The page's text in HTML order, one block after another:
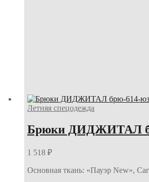
Летняя спецодежда
Брюки ДИДЖИТАЛ
1 518 ₽
Основная ткань: «Пауэр New»,